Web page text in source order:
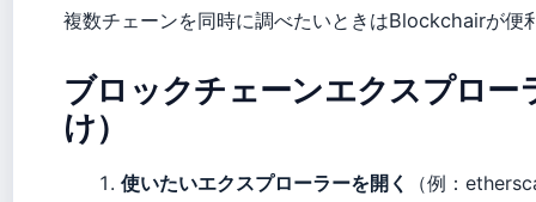
複数チェーンを同時に調べたいときはBlockchairが便
ブロックチェーンエクスプロー
け）
使いたいエクスプローラーを開く
（例：